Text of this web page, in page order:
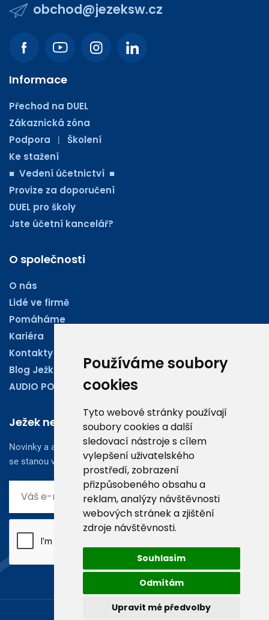
Používáme soubory
cookies
Tyto webové stránky používají
soubory cookies a další
sledovací nástroje s cílem
vylepšení uživatelského
prostředí, zobrazení
přizpůsobeného obsahu a
reklam, analýzy návštěvnosti
webových stránek a zjištění
zdroje návštěvnosti.
Souhlasím
Odmítám
Upravit mé předvolby
obchod@jezeksw.cz
Informace
Přechod na DUEL
Zákaznická zóna
Podpora
| Školení
Ke stažení
■ Vedení účetnictví ■
Provize za doporučení
DUEL pro školy
Jste účetní kancelář?
O společnosti
O nás
Lidé ve firmě
Pomáháme
Kariéra
Kontakty
Blog Ježkoviny
AUDIO PODCASTY
Ježek newsletter
Novinky a aktuality z oboru účetnictví, obchodu či legislativy
se stanou vaším dobrým rádcem.